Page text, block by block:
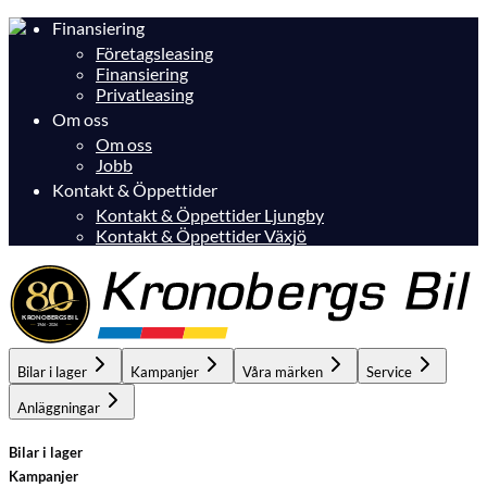
Finansiering
Företagsleasing
Finansiering
Privatleasing
Om oss
Om oss
Jobb
Kontakt & Öppettider
Kontakt & Öppettider Ljungby
Kontakt & Öppettider Växjö
Bilar i lager Kampanjer Våra märken Service
Anläggningar
Bilar i lager
Kampanjer